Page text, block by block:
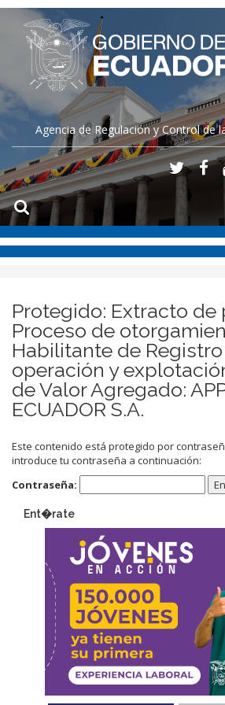
Agencia de Regulación y Control de
Protegido: Extracto de
Proceso de
Habilitante de
operación y
de Valor Agregado:
ECUADOR S.A.
Este contenido está protegido por
introduce tu contraseña a continuación:
Contraseña:
Ent�rate